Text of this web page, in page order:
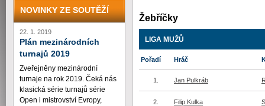
Žebříčky
LIGA MUŽŮ
Pořadí Hráč
1. Jan Pulkráb
2. Filip Kulka
NOVINKY ZE SOUTĚŽÍ
22. 1. 2019
Plán mezinárodních
turnajů 2019
Zveřejněny mezinárodní
turnaje na rok 2019. Čeká nás
klasická série turnajů série
Open i mistrovství Evropy,